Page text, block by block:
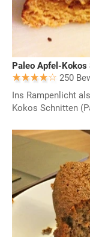
Paleo Apfel-Kokos
250
Ins Rampenlicht
Kokos Schnitten